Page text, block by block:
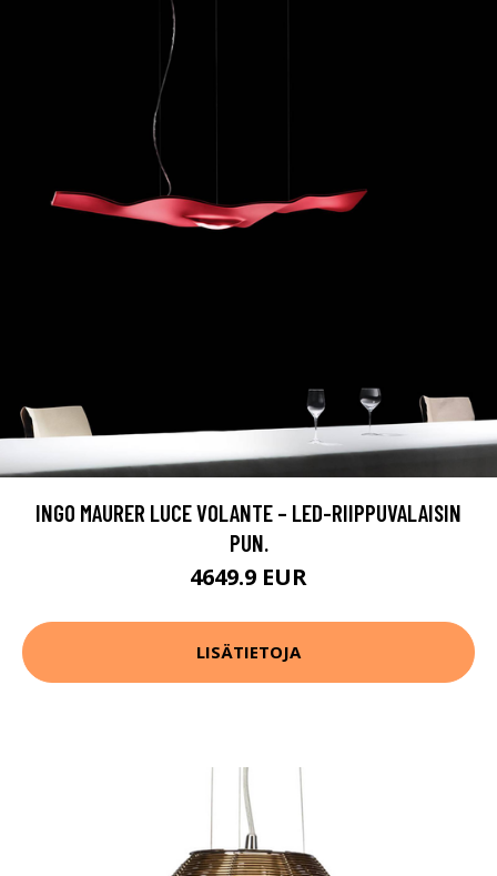
INGO MAURER LUCE VOLANTE – LED-RIIPPUVALAISIN
PUN.
4649.9 EUR
LISÄTIETOJA